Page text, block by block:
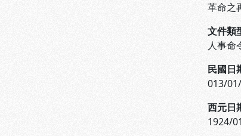
革命之
文件類
人事命
民國日
013/
西元日
1924/